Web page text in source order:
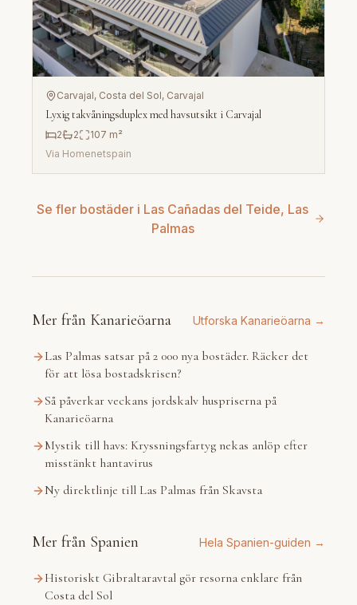
Carvajal, Costa del Sol, Carvajal
Lyxig takvåningsduplex med havsutsikt i Carvajal
2 2 107 m²
Via Homenetspain
Se fler bostäder i Las Cañadas del Teide, Las
Palmas
Mer från Kanarieöarna Utforska Kanarieöarna →
Las Palmas satsar på 2 000 nya bostäder. Räcker det
för att lösa bostadskrisen?
Så påverkar veckans jordskalv huspriserna på
Kanarieöarna
Mystik till havs: Kryssningsfartyg nekas anlöp efter
misstänkt hantavirus
Ny direktlinje till Las Palmas från Skavsta
Mer från Spanien Hela Spanien-guiden →
Historiskt Gibraltaravtal gör resorna enklare från
Costa del Sol